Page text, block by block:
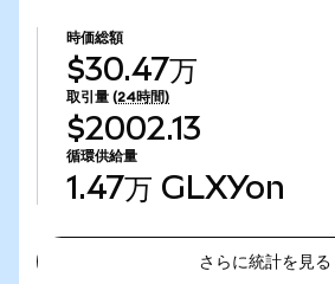
時価総額
$30.47万
取引量 (24時間)
$2002.13
循環供給量
1.47万 GLXYon
さらに統計を見る